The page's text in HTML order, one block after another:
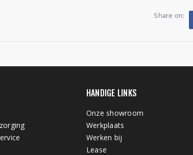
Share on:
HANDIGE LINKS
Onze showroom
Werkplaats
Werken bij
Lease